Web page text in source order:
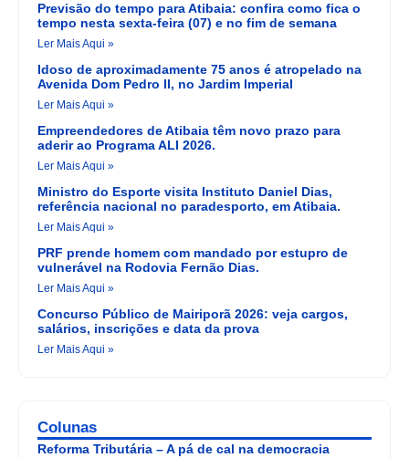
Previsão do tempo para Atibaia: confira como fica o
tempo nesta sexta-feira (07) e no fim de semana
Ler Mais Aqui »
Idoso de aproximadamente 75 anos é atropelado na
Avenida Dom Pedro II, no Jardim Imperial
Ler Mais Aqui »
Empreendedores de Atibaia têm novo prazo para
aderir ao Programa ALI 2026.
Ler Mais Aqui »
Ministro do Esporte visita Instituto Daniel Dias,
referência nacional no paradesporto, em Atibaia.
Ler Mais Aqui »
PRF prende homem com mandado por estupro de
vulnerável na Rodovia Fernão Dias.
Ler Mais Aqui »
Concurso Público de Mairiporã 2026: veja cargos,
salários, inscrições e data da prova
Ler Mais Aqui »
Colunas
Reforma Tributária – A pá de cal na democracia